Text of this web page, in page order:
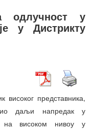
одлучност у
у Дистрикту
високог представника,
даљи напредак у
на високом нивоу у